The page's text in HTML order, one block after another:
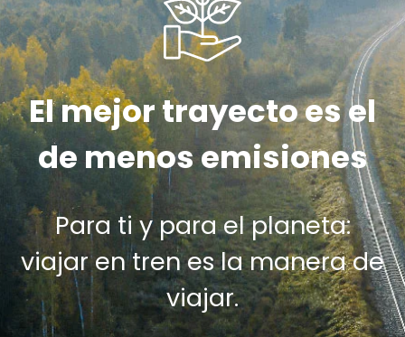
El mejor trayecto es el
de menos emisiones
Para ti y para el planeta:
viajar en tren es la manera de
viajar.